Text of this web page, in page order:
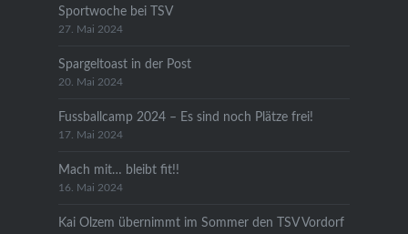
Sportwoche bei TSV
27. Mai 2024
Spargeltoast in der Post
20. Mai 2024
Fussballcamp 2024 – Es sind noch Plätze frei!
17. Mai 2024
Mach mit… bleibt fit!!
16. Mai 2024
Kai Olzem übernimmt im Sommer den TSV Vordorf